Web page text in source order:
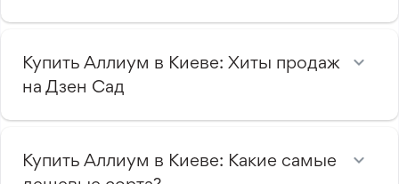
Купить Аллиум в Киеве: Хиты продаж
на Дзен Сад
Купить Аллиум в Киеве: Какие самые